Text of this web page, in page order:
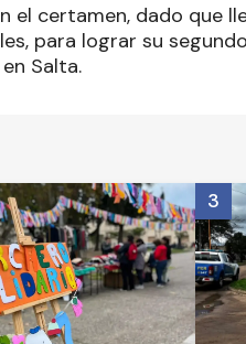
el certamen, dado que
para lograr su
Salta.
3